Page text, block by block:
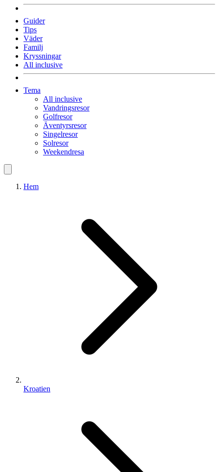
Guider
Tips
Väder
Familj
Kryssningar
All inclusive
Tema
All inclusive
Vandringsresor
Golfresor
Äventyrsresor
Singelresor
Solresor
Weekendresa
Hem
Kroatien